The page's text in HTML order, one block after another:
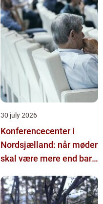
30 july 2026
Konferencecenter i
Nordsjælland: når møder
skal være mere end bare